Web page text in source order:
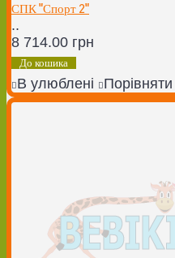
СПК "Спорт 2"
..
8 714.00 грн
До кошика
В улюблені Порівняти